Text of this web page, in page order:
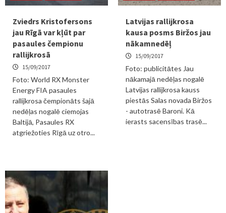
Zviedrs Kristofersons
jau Rīgā var kļūt par
pasaules čempionu
rallijkrosā
15/09/2017
Foto: World RX Monster
Energy FIA pasaules
rallijkrosa čempionāts šajā
nedēļas nogalē ciemojas
Baltijā, Pasaules RX
atgriežoties Rīgā uz otro...
Latvijas rallijkrosa
kausa posms Biržos jau
nākamnedēļ
15/09/2017
Foto: publicitātes Jau
nākamajā nedēļas nogalē
Latvijas rallijkrosa kauss
piestās Salas novada Biržos
- autotrasē Baroni. Kā
ierasts sacensības trasē...